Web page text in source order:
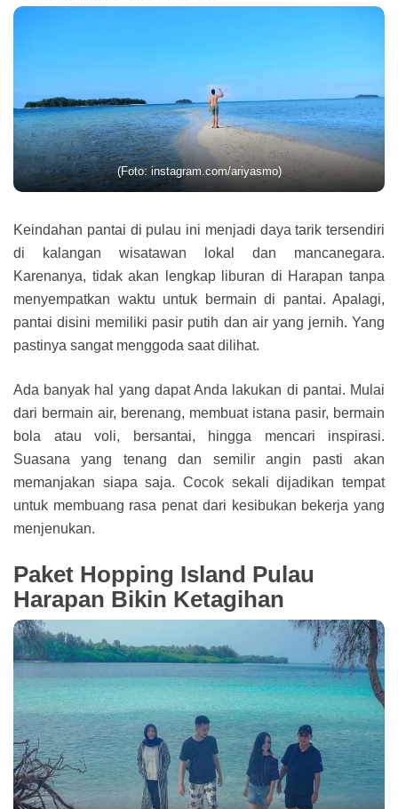
(Foto: instagram.com/ariyasmo)
Keindahan pantai di pulau ini menjadi daya tarik tersendiri
di kalangan wisatawan lokal dan mancanegara.
Karenanya, tidak akan lengkap liburan di Harapan tanpa
menyempatkan waktu untuk bermain di pantai. Apalagi,
pantai disini memiliki pasir putih dan air yang jernih. Yang
pastinya sangat menggoda saat dilihat.
Ada banyak hal yang dapat Anda lakukan di pantai. Mulai
dari bermain air, berenang, membuat istana pasir, bermain
bola atau voli, bersantai, hingga mencari inspirasi.
Suasana yang tenang dan semilir angin pasti akan
memanjakan siapa saja. Cocok sekali dijadikan tempat
untuk membuang rasa penat dari kesibukan bekerja yang
menjenukan.
Paket Hopping Island Pulau
Harapan Bikin Ketagihan